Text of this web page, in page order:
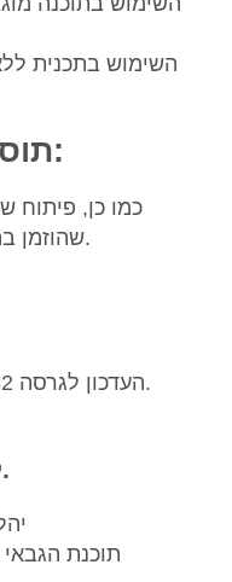
השימוש בתכנית
תוספים מיוחדים זמינים:
כמו כן, פיתוח
שהוזמן בהתאם לצרכים של הקהילה שלך.
העדכון לגרסה 5.0032 פורסם (מידע נוסף מופץ).
לפרטים נוספים, צרו קשר.